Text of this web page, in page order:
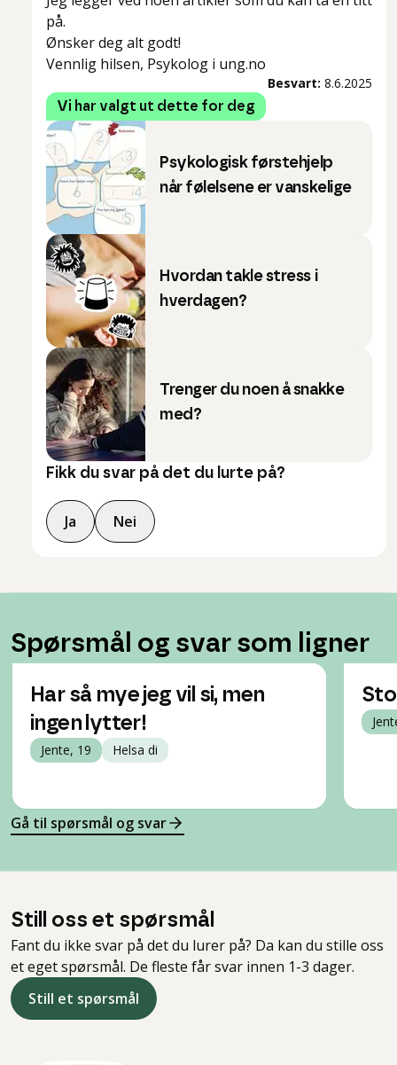
på.
Ønsker deg alt godt!
Vennlig hilsen, Psykolog i ung.no
Besvart: 8.6.2025
Vi har valgt ut dette for deg
Psykologisk førstehjelp
når følelsene er vanskelige
Hvordan takle stress i
hverdagen?
Trenger du noen å snakke
med?
Fikk du svar på det du lurte på?
Ja Nei
Spørsmål og svar som ligner
Har så mye jeg vil si, men
ingen lytter!
Jente, 19 Helsa di
Gå til spørsmål og svar
Still oss et spørsmål
Fant du ikke svar på det du lurer på? Da kan du stille oss
et eget spørsmål. De fleste får svar innen 1-3 dager.
Still et spørsmål